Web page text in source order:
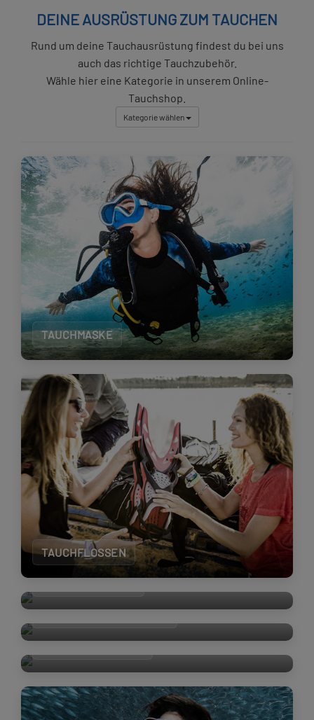
DEINE AUSRÜSTUNG ZUM TAUCHEN
Rund um deine Tauchausrüstung findest du bei uns
auch das richtige Tauchzubehör.
Wähle hier eine Kategorie in unserem Online-
Tauchshop.
Kategorie wählen
TAUCHMASKE
TAUCHFLOSSEN